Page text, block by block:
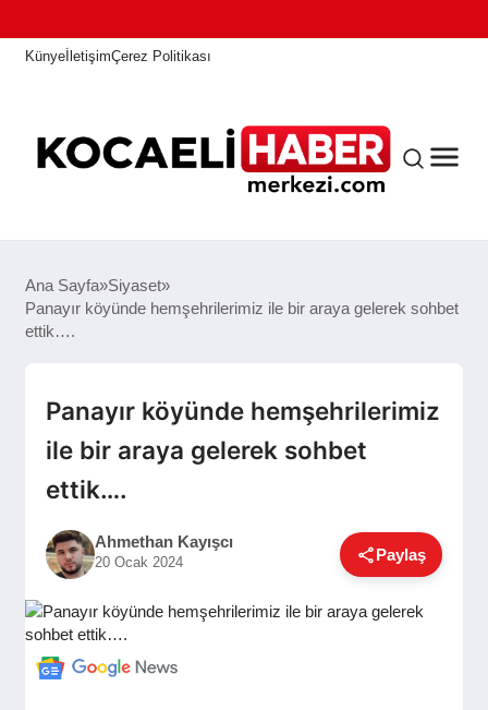
KünyeİletişimÇerez Politikası
ANASAYFA
EĞITIM
Ana Sayfa Siyaset
Panayır köyünde hemşehrilerimiz ile bir araya gelerek sohbet
ettik….
Panayır köyünde hemşehrilerimiz
ile bir araya gelerek sohbet
ettik….
Ahmethan Kayışcı
20 Ocak 2024 Paylaş